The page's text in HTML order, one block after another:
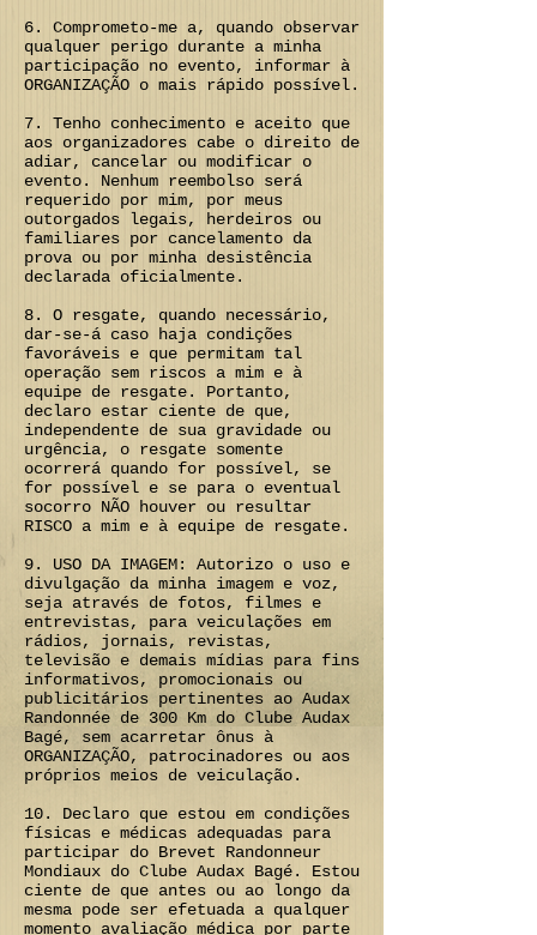
6. Comprometo-me a, quando observar
qualquer perigo durante a minha
participação no evento, informar à
ORGANIZAÇÃO o mais rápido possível.
7. Tenho conhecimento e aceito que
aos organizadores cabe o direito de
adiar, cancelar ou modificar o
evento. Nenhum reembolso será
requerido por mim, por meus
outorgados legais, herdeiros ou
familiares por cancelamento da
prova ou por minha desistência
declarada oficialmente.
8. O resgate, quando necessário,
dar-se-á caso haja condições
favoráveis e que permitam tal
operação sem riscos a mim e à
equipe de resgate. Portanto,
declaro estar ciente de que,
independente de sua gravidade ou
urgência, o resgate somente
ocorrerá quando for possível, se
for possível e se para o eventual
socorro NÃO houver ou resultar
RISCO a mim e à equipe de resgate.
9. USO DA IMAGEM: Autorizo o uso e
divulgação da minha imagem e voz,
seja através de fotos, filmes e
entrevistas, para veiculações em
rádios, jornais, revistas,
televisão e demais mídias para fins
informativos, promocionais ou
publicitários pertinentes ao Audax
Randonnée de 300 Km do Clube Audax
Bagé, sem acarretar ônus à
ORGANIZAÇÃO, patrocinadores ou aos
próprios meios de veiculação.
10. Declaro que estou em condições
físicas e médicas adequadas para
participar do Brevet Randonneur
Mondiaux do Clube Audax Bagé. Estou
ciente de que antes ou ao longo da
mesma pode ser efetuada a qualquer
momento avaliação médica por parte